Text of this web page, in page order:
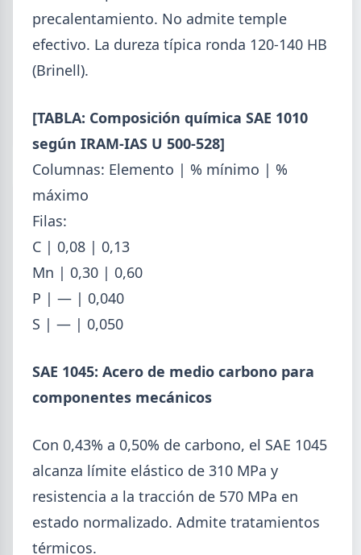
Día de la Siderurgia: cómo llega el
sector al aniversario 78 del legado
de Savio
El 31 de julio la industria del acero recordó a
semestre de recuperación parcial y un mercado
que se reordena hacia la minería y la energía.
sucursal en zona norte: llegó a San
Isidro
1974 en San Fernando, sumó un local sobre Av.
Andrés Rolón, su primer punto de venta en San
precalentamiento. No admite temple
efectivo. La dureza típica ronda 120-140 HB
(Brinell).
[TABLA: Composición química SAE 1010
según IRAM-IAS U 500-528]
Columnas: Elemento | % mínimo | %
máximo
Filas:
C | 0,08 | 0,13
Mn | 0,30 | 0,60
P | — | 0,040
S | — | 0,050
SAE 1045: Acero de medio carbono para
componentes mecánicos
Con 0,43% a 0,50% de carbono, el SAE 1045
alcanza límite elástico de 310 MPa y
resistencia a la tracción de 570 MPa en
estado normalizado. Admite tratamientos
térmicos.